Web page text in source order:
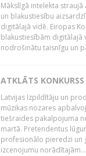
Mākslīgā intelekta
un blakustiesību
digitālajā vidē. Eiropas
blakustiesībām digitālajā
nodrošinātu taisnīgu un
ATKLĀTS
Latvijas Izpildītāju un
mūzikas nozares
tiešraides pakalpojuma
martā. Pretendentus
profesionālo pieredzi un
izcenojumu norādītajām...